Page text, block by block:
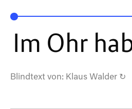
Im Ohr
Blindtext von: Klaus Walder ↻